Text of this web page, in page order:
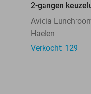
2-gangen
Avicia
Haelen
Verkocht: 129